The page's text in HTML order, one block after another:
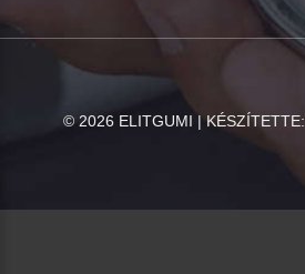
© 2026 ELITGUMI | KÉSZÍTETTE: